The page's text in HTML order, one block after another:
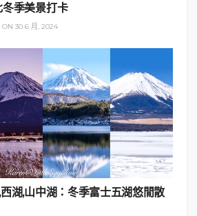
主題漢服體驗拍攝
型化妝服務價目表
影）：
季美景打卡
30 6 月, 2024
西湖,山中湖：冬季富士五湖悠閒散